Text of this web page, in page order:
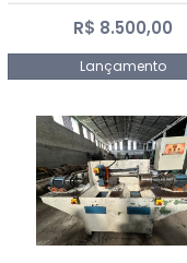
R$ 8.500,00
Lançamento